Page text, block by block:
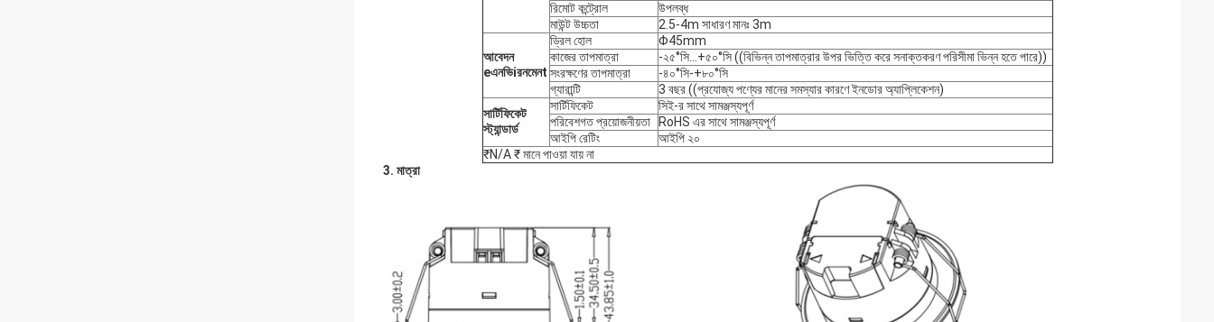
রিমোট কন্ট্রোল
উপলব্ধ
মাউন্ট উচ্চতা
2.5-4m সাধারণ মানঃ 3m
আবেদন
eএনভিiরনমেনt
ড্রিল হোল
Φ45mm
কাজের তাপমাত্রা
-২৫°সি...+৫০°সি ((বিভিন্ন তাপমাত্রার উপর ভিত্তি করে সনাক্তকরণ পরিসীমা ভিন্ন হতে পারে))
সংরক্ষণের তাপমাত্রা
-৪০°সি-+৮০°সি
গ্যারান্টি
3 বছর ((প্রযোজ্য পণ্যের মানের সমস্যার কারণে ইনডোর অ্যাপ্লিকেশন)
সার্টিফিকেট
স্ট্যান্ডার্ড
সার্টিফিকেট
সিই-র সাথে সামঞ্জস্যপূর্ণ
পরিবেশগত প্রয়োজনীয়তা
RoHS এর সাথে সামঞ্জস্যপূর্ণ
আইপি রেটিং
আইপি ২০
₹N/A ₹ মানে পাওয়া যায় না
3. মাত্রা